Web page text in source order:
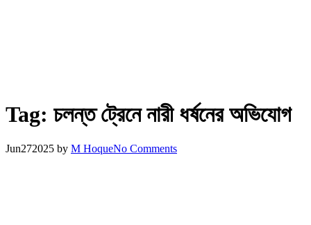
Tag: চলন্ত ট্রেনে নারী ধর্ষনের অভিযোগ
Jun272025 by M HoqueNo Comments